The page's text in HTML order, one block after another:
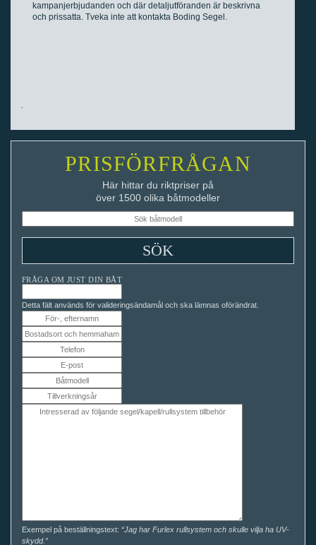
kampanjerbjudanden och där detaljutföranden är beskrivna
och prissatta. Tveka inte att kontakta Boding Segel.
PRISFÖRFRÅGAN
Här hittar du riktpriser på
över 1500 olika båtmodeller
FRÅGA OM JUST DIN BÅT
Detta fält används för valideringsändamål och ska lämnas oförändrat.
Exempel på beställningstext: “Jag har Furlex rullsystem och skulle vilja ha UV-
skydd.”